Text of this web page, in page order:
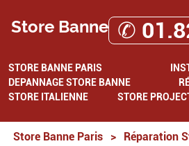
Store Banne ✆
STORE BANNE PARIS
DEPANNAGE STORE BANNE
STORE ITALIENNE
STORE
Store Banne Paris > Réparation